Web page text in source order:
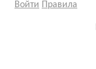
Войти Правила